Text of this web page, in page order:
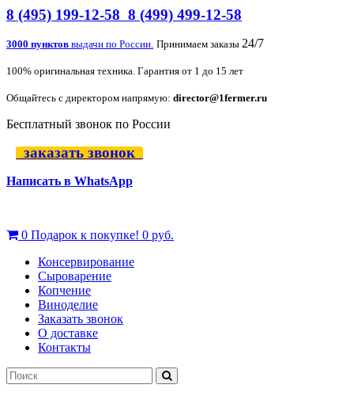
8 (495) 199-12-58 8 (499) 499-12-58
3000 пунктов выдачи по России. Принимаем заказы 24/7
100% оригинальная техника. Гарантия от 1 до 15 лет
Общайтесь с директором напрямую: director@1fermer.ru
Бесплатный звонок по России
заказать звонок
Написать в WhatsApp
0 Подарок к покупке! 0 руб.
Консервирование
Сыроварение
Копчение
Виноделие
Заказать звонок
О доставке
Контакты